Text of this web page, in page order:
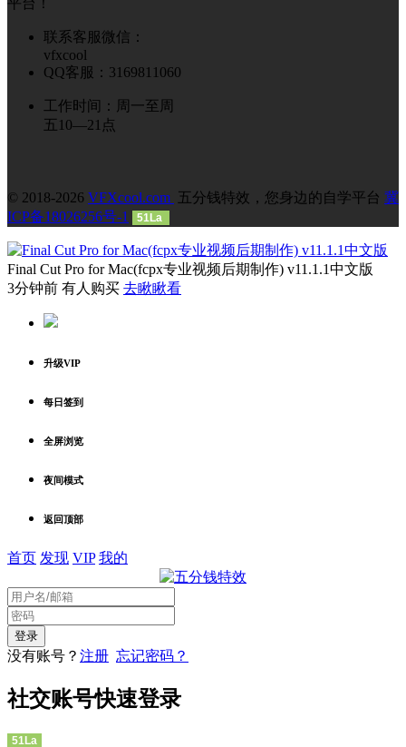
平台！
联系客服微信：
vfxcool
QQ客服：3169811060
工作时间：周一至周
五10—21点
© 2018-2026 VFXcool.com 五分钱特效，您身边的自学平台 冀
ICP备18026256号-1
51La
Final Cut Pro for Mac(fcpx专业视频后期制作) v11.1.1中文版
3分钟前 有人购买 去瞅瞅看
升级VIP
每日签到
全屏浏览
夜间模式
返回顶部
首页 发现 VIP 我的
没有账号？ 注册 忘记密码？
社交账号快速登录
51La